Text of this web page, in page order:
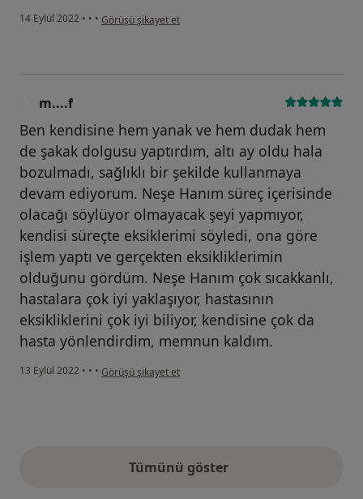
14 Eylül 2022 • • • kullanıcının görüşüne göre f....z
Görüşü şikayet et
m....f
Ben kendisine hem yanak ve hem dudak hem
de şakak dolgusu yaptırdım, altı ay oldu hala
bozulmadı, sağlıklı bir şekilde kullanmaya
devam ediyorum. Neşe Hanım süreç içerisinde
olacağı söylüyor olmayacak şeyi yapmıyor,
kendisi süreçte eksiklerimi söyledi, ona göre
işlem yaptı ve gerçekten eksikliklerimin
olduğunu gördüm. Neşe Hanım çok sıcakkanlı,
hastalara çok iyi yaklaşıyor, hastasının
eksikliklerini çok iyi biliyor, kendisine çok da
hasta yönlendirdim, memnun kaldım.
13 Eylül 2022 • • • kullanıcının görüşüne göre m....f
Görüşü şikayet et
Tümünü gösteryukarıdaki görüşler